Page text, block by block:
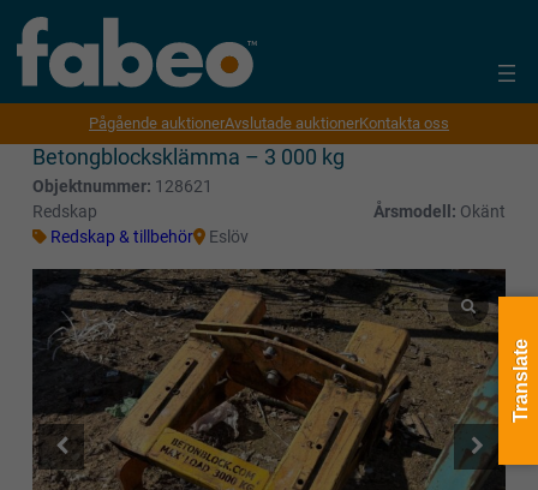
Pågående auktionerAvslutade auktionerKontakta oss
Betongblocksklämma – 3 000 kg
Objektnummer: 128621
Redskap
Årsmodell: Okänt
Redskap & tillbehör
Eslöv
Translate